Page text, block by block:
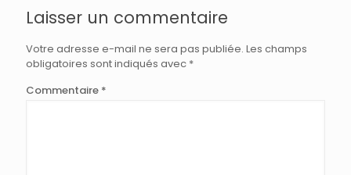
Laisser un commentaire
Votre adresse e-mail ne sera pas publiée. Les champs
obligatoires sont indiqués avec *
Commentaire *